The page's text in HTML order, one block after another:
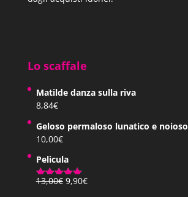
Lo scaffale
Matilde danza sulla riva
8,84€
Geloso permaloso lunatico e noioso
10,00€
Pelicula
Valutato
13,00€ Il
9,90€Il